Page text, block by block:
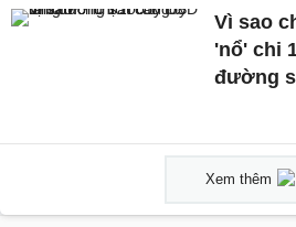
Vì sao
'nổ' chi
đường
Xem thêm